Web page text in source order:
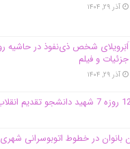
آذر ۲۹, ۱۴۰۴
اَبَر‌ویلای شخص ذی‌نفوذ در
جزئیات و فیلم
آذر ۲۹, ۱۴۰۴